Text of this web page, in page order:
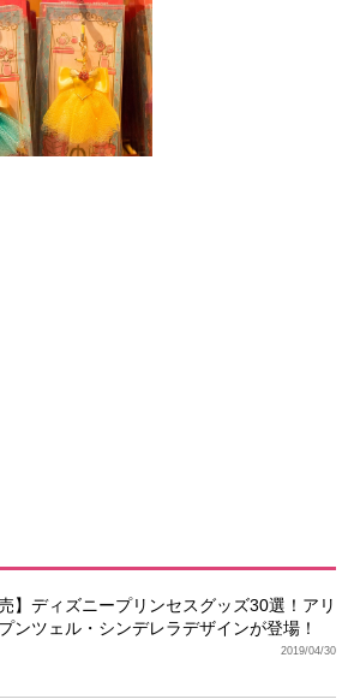
売】ディズニープリンセスグッズ30選！アリ
ンツェル・シンデレラデザインが登場！
2019/04/30